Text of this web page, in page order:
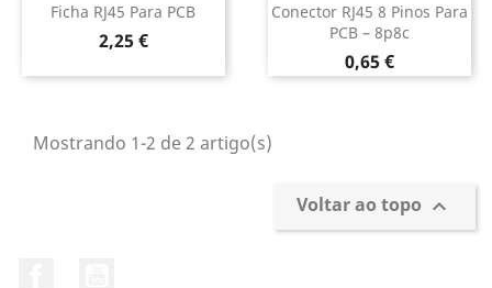
Ficha RJ45 Para PCB
Preço
2,25 €
Conector RJ45 8 Pinos Para
PCB – 8p8c
Preço
0,65 €
Mostrando 1-2 de 2 artigo(s)
Voltar ao topo 